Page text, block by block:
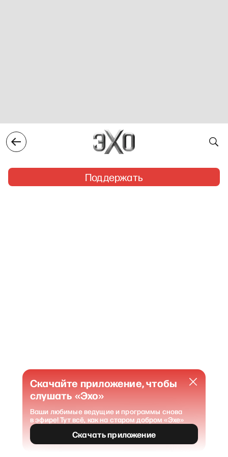
Поддержать
404 Страница не найдена.
Скачайте приложение, чтобы
слушать «Эхо»
Ваши любимые ведущие и программы снова
в эфире! Тут всё, как на старом добром «Эхе»
Скачать приложение